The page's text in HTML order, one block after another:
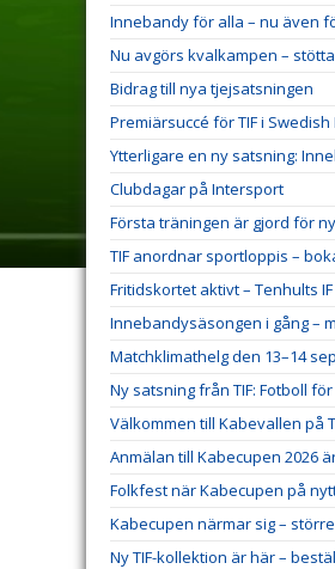
Innebandy för alla – nu även
Nu avgörs kvalkampen –
Bidrag till nya tjejsatsningen
Premiärsuccé för TIF i
Ytterligare en ny satsning:
Clubdagar på Intersport
Första träningen är gjord för
TIF anordnar sportloppis –
Fritidskortet aktivt – Tenhults
Innebandysäsongen i gång –
Matchklimathelg den 13–14
Ny satsning från TIF: Fotboll
Välkommen till Kabevallen på
Anmälan till Kabecupen 2026
Folkfest när Kabecupen på
Kabecupen närmar sig –
Ny TIF-kollektion är här –